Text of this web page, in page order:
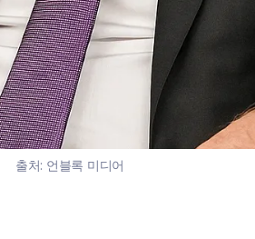
출처: 언블록 미디어